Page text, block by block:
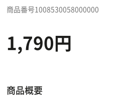
商品番号1008530058000000
1,790円
商品概要